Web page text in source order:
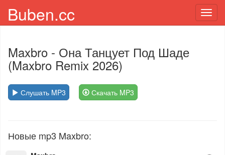
Buben.cc
Maxbro - Она Танцует Под Шаде
(Maxbro Remix 2026)
Слушать MP3 Скачать MP3
Новые mp3 Maxbro: